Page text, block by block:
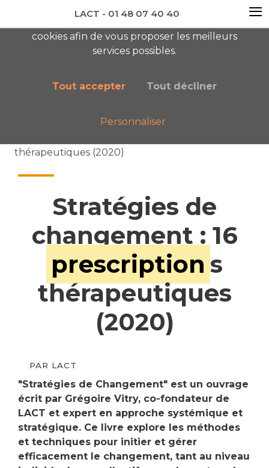
newsletter AC
Nos publications
thérapeutiques (2020)
Stratégies de
changement : 16
prescription s
thérapeutiques
(2020)
PAR LACT
"Stratégies de Changement" est un ouvrage
écrit par Grégoire Vitry, co-fondateur de
LACT et expert en approche systémique et
stratégique. Ce livre explore les méthodes
et techniques pour initier et gérer
efficacement le changement, tant au niveau
cookies afin de vous proposer les meilleurs
services possibles.
Tout accepter Tout décliner
Personnaliser
LACT - 01 48 07 40 40 ≡